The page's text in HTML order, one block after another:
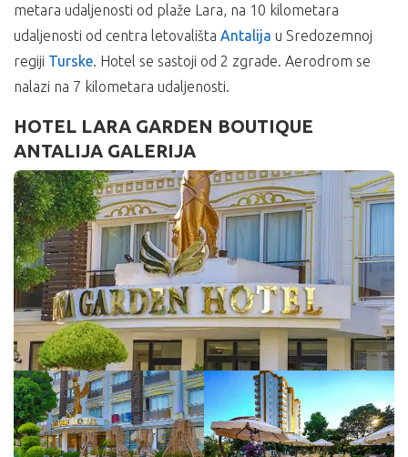
metara udaljenosti od plaže Lara, na 10 kilometara
udaljenosti od centra letovališta Antalija u Sredozemnoj
regiji Turske. Hotel se sastoji od 2 zgrade. Aerodrom se
nalazi na 7 kilometara udaljenosti.
HOTEL LARA GARDEN BOUTIQUE
ANTALIJA GALERIJA